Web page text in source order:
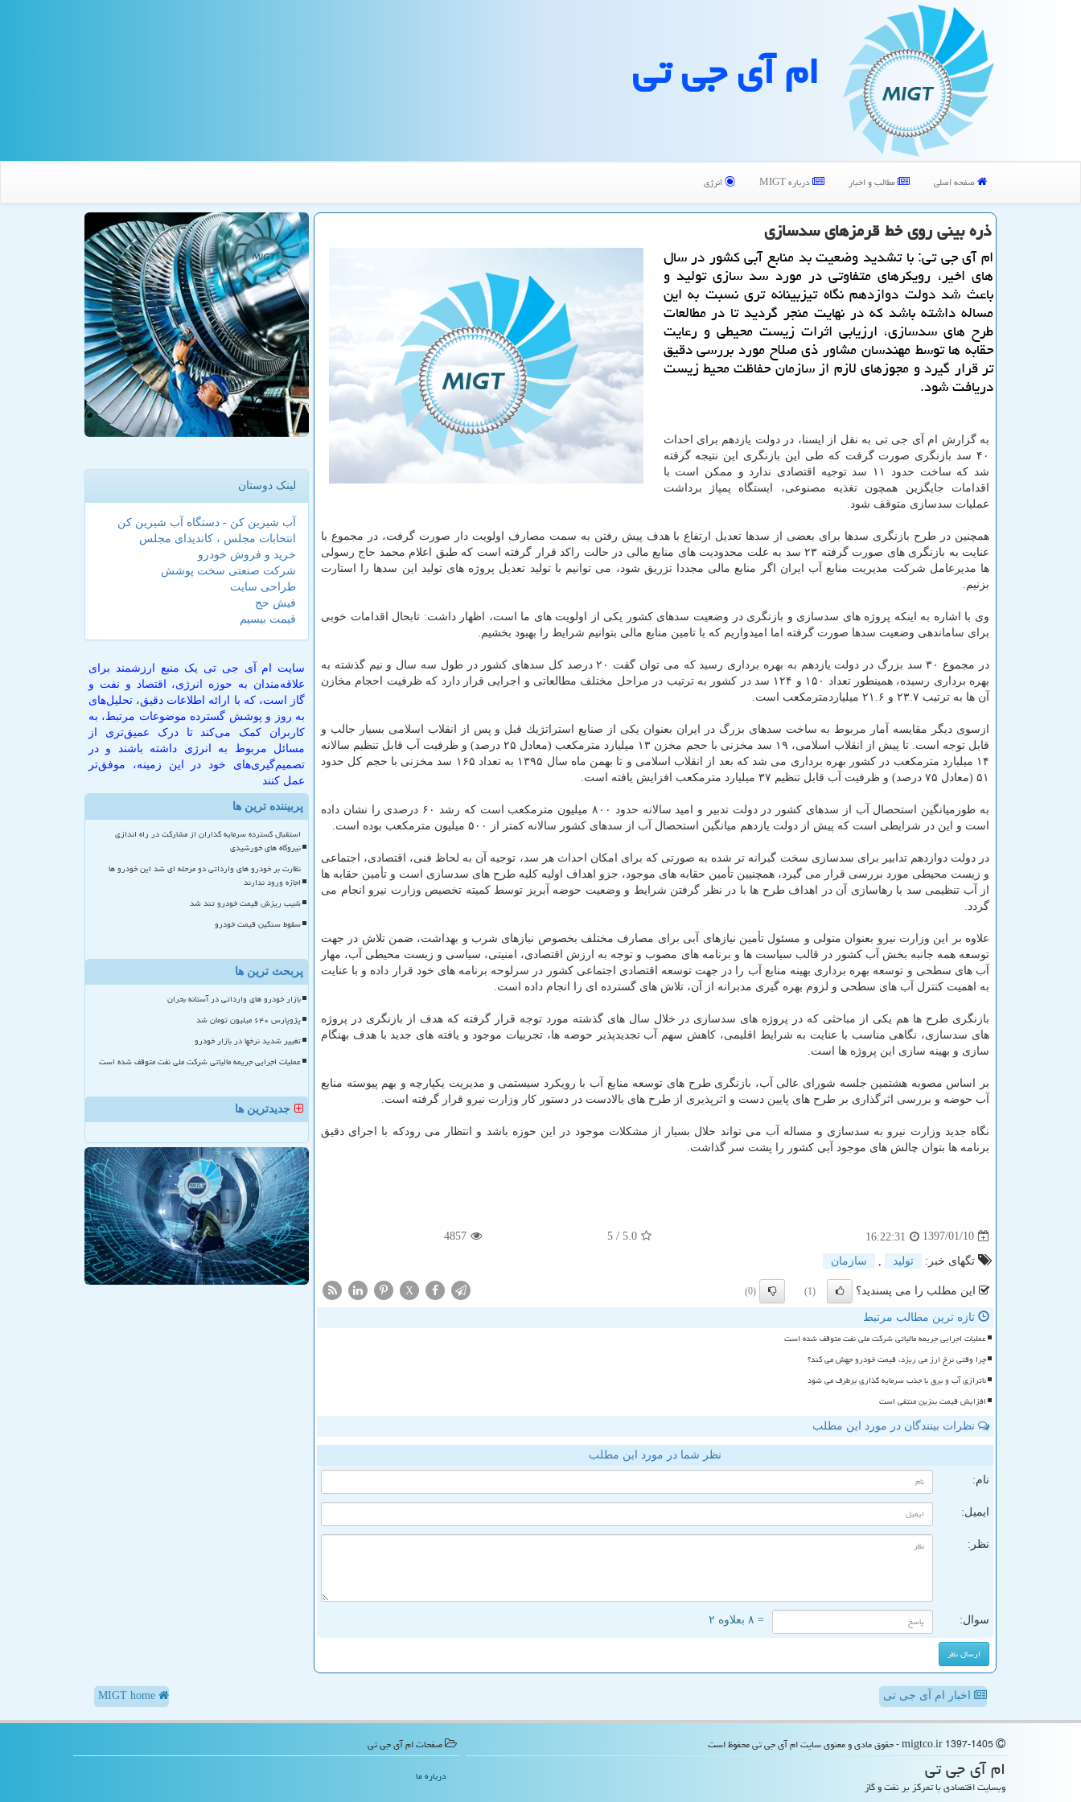
ام آی جی تی
صفحه اصلی مطالب و اخبار درباره MIGT انرژی
ذره بینی روی خط قرمزهای سدسازی
ام آی جی تی: با تشدید وضعیت بد منابع آبی كشور در سال
های اخیر، رویكرهای متفاوتی در مورد سد سازی تولید و
باعث شد دولت دوازدهم نگاه تیزبینانه تری نسبت به این
مساله داشته باشد كه در نهایت منجر گردید تا در مطالعات
طرح های سدسازی، ارزیابی اثرات زیست محیطی و رعایت
حقابه ها توسط مهندسان مشاور ذی صلاح مورد بررسی دقیق
تر قرار گیرد و مجوزهای لازم از سازمان حفاظت محیط زیست
دریافت شود.
به گزارش ام آی جی تی به نقل از ایسنا، در دولت یازدهم برای احداث
۴۰ سد بازنگری صورت گرفت كه طی این بازنگری این نتیجه گرفته
شد كه ساخت حدود ۱۱ سد توجیه اقتصادی ندارد و ممكن است با
اقدامات جایگزین همچون تغذیه مصنوعی، ایستگاه پمپاژ برداشت
عملیات سدسازی متوقف شود.
همچنین در طرح بازنگری سدها برای بعضی از سدها تعدیل ارتفاع با هدف پیش رفتن به سمت مصارف اولویت دار صورت گرفت، در مجموع با
عنایت به بازنگری های صورت گرفته ۲۳ سد به علت محدودیت های منابع مالی در حالت راكد قرار گرفته است كه طبق اعلام محمد حاج رسولی
ها مدیرعامل شركت مدیریت منابع آب ایران اگر منابع مالی مجددا تزریق شود، می توانیم با تولید تعدیل پروژه های تولید این سدها را استارت
بزنیم.
وی با اشاره به اینكه پروژه های سدسازی و بازنگری در وضعیت سدهای كشور یكی از اولویت های ما است، اظهار داشت: تابحال اقدامات خوبی
برای ساماندهی وضعیت سدها صورت گرفته اما امیدواریم كه با تامین منابع مالی بتوانیم شرایط را بهبود بخشیم.
در مجموع ۳۰ سد بزرگ در دولت یازدهم به بهره برداری رسید كه می توان گفت ۲۰ درصد كل سدهای كشور در طول سه سال و نیم گذشته به
بهره برداری رسیده، همینطور تعداد ۱۵۰ و ۱۲۴ سد در كشور به ترتیب در مراحل مختلف مطالعاتی و اجرایی قرار دارد كه ظرفیت احجام مخازن
آن ها به ترتیب ۲۳.۷ و ۲۱.۶ میلیاردمترمكعب است.
ازسوی دیگر مقایسه آمار مربوط به ساخت سدهای بزرگ در ایران بعنوان یكی از صنایع استراتژیك قبل و پس از انقلاب اسلامی بسیار جالب و
قابل توجه است. تا پیش از انقلاب اسلامی، ۱۹ سد مخزنی با حجم مخزن ۱۳ میلیارد مترمكعب (معادل ۲۵ درصد) و ظرفیت آب قابل تنظیم سالانه
۱۴ میلیارد مترمكعب در كشور بهره برداری می شد كه بعد از انقلاب اسلامی و تا بهمن ماه سال ۱۳۹۵ به تعداد ۱۶۵ سد مخزنی با حجم كل حدود
۵۱ (معادل ۷۵ درصد) و ظرفیت آب قابل تنظیم ۳۷ میلیارد مترمكعب افزایش یافته است.
به طورمیانگین استحصال آب از سدهای كشور در دولت تدبیر و امید سالانه حدود ۸۰۰ میلیون مترمكعب است كه رشد ۶۰ درصدی را نشان داده
است و این در شرایطی است كه پیش از دولت یازدهم میانگین استحصال آب از سدهای كشور سالانه كمتر از ۵۰۰ میلیون مترمكعب بوده است.
در دولت دوازدهم تدابیر برای سدسازی سخت گبرانه تر شده به صورتی كه برای امكان احداث هر سد، توجیه آن به لحاظ فنی، اقتصادی، اجتماعی
و زیست محیطی مورد بررسی قرار می گیرد، همچنیین تأمین حقابه های موجود، جزو اهداف اولیه كلیه طرح های سدسازی است و تأمین حقابه ها
از آب تنظیمی سد یا رهاسازی آن در اهداف طرح ها با در نظر گرفتن شرایط و وضعیت حوضه آبریز توسط كمیته تخصیص وزارت نیرو انجام می
گردد.
علاوه بر این وزارت نیرو بعنوان متولی و مسئول تأمین نیازهای آبی برای مصارف مختلف بخصوص نیازهای شرب و بهداشت، ضمن تلاش در جهت
توسعه همه جانبه بخش آب كشور در قالب سیاست ها و برنامه های مصوب و توجه به ارزش اقتصادی، امنیتی، سیاسی و زیست محیطی آب، مهار
آب های سطحی و توسعه بهره برداری بهینه منابع آب را در جهت توسعه اقتصادی اجتماعی كشور در سرلوحه برنامه های خود قرار داده و با عنایت
به اهمیت كنترل آب های سطحی و لزوم بهره گیری مدبرانه از آن، تلاش های گسترده ای را انجام داده است.
بازنگری طرح ها هم یكی از مباحثی كه در پروژه های سدسازی در خلال سال های گذشته مورد توجه قرار گرفته كه هدف از بازنگری در پروژه
های سدسازی، نگاهی مناسب با عنایت به شرایط اقلیمی، كاهش سهم آب تجدیدپذیر حوضه ها، تجربیات موجود و یافته های جدید با هدف بهنگام
سازی و بهینه سازی این پروژه ها است.
بر اساس مصوبه هشتمین جلسه شورای عالی آب، بازنگری طرح های توسعه منابع آب با رویكرد سیستمی و مدیریت یكپارچه و بهم پیوسته منابع
آب حوضه و بررسی اثرگذاری بر طرح های پایین دست و اثرپذیری از طرح های بالادست در دستور كار وزارت نیرو قرار گرفته است.
نگاه جدید وزارت نیرو به سدسازی و مساله آب می تواند حلال بسیار از مشكلات موجود در این حوزه باشد و انتظار می رودكه با اجرای دقیق
برنامه ها بتوان چالش های موجود آبی كشور را پشت سر گذاشت.
1397/01/10
16:22:31
5.0
/ 5
4857
تگهای خبر: تولید سازمان
این مطلب را می پسندید؟ (1)
(0)
X
تازه ترین مطالب مرتبط
عملیات اجرایی جریمه مالیاتی شرکت ملی نفت متوقف شده است
چرا وقتی نرخ ارز می ریزد، قیمت خودرو جهش می کند؟
ناترازی آب و برق با جذب سرمایه گذاری برطرف می شود
افزایش قیمت بنزین منتفی است
نظرات بینندگان در مورد این مطلب
نظر شما در مورد این مطلب
نام:
ایمیل:
نظر:
سوال: = ۸ بعلاوه ۲
لینک دوستان
آب شیرین کن - دستگاه آب شیرین کن
انتخابات مجلس ، کاندیدای مجلس
خرید و فروش خودرو
شرکت صنعتی سخت پوشش
طراحی سایت
فیش حج
قیمت بیسیم
سایت ام آی جی تی یک منبع ارزشمند برای
علاقه‌مندان به حوزه انرژی، اقتصاد و نفت و
گاز است، که با ارائه اطلاعات دقیق، تحلیل‌های
به روز و پوشش گسترده موضوعات مرتبط، به
کاربران کمک می‌کند تا درک عمیق‌تری از
مسائل مربوط به انرژی داشته باشند و در
تصمیم‌گیری‌های خود در این زمینه، موفق‌تر
عمل کنند
پربیننده ترین ها
استقبال گسترده سرمایه گذاران از مشارکت در راه اندازی
نیروگاه های خورشیدی
نظارت بر خودرو های وارداتی دو مرحله ای شد این خودرو ها
اجازه ورود ندارند
شیب ریزش قیمت خودرو تند شد
سقوط سنگین قیمت خودرو
پربحث ترین ها
بازار خودرو های وارداتی در آستانه بحران
پژوپارس ۶۴۰ میلیون تومان شد
تغییر شدید نرخها در بازار خودرو
عملیات اجرایی جریمه مالیاتی شرکت ملی نفت متوقف شده است
جدیدترین ها
اخبار ام آی جی تی
ام آی جی تی
وبسایت اقتصادی با تمرکز بر نفت و گاز
صفحات ام آی جی تی
درباره ما